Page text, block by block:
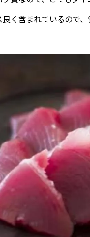
く含まれているので、